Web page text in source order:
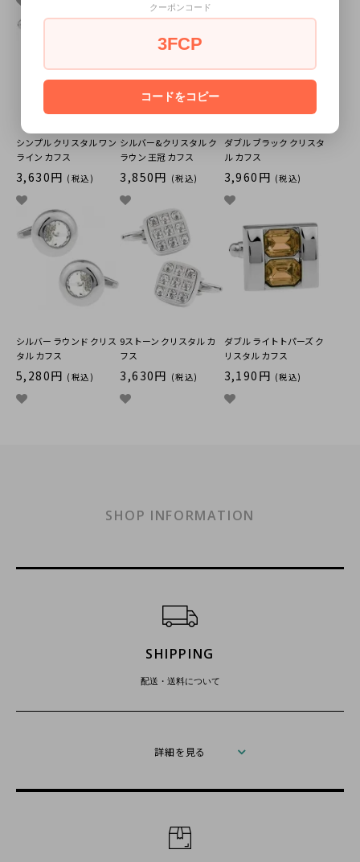
シンプル クリスタル ワン
ライン カフス
3,630円 (税込)
シルバー&クリスタル ク
ラウン 王冠 カフス
3,850円 (税込)
ダブル ブラック クリスタ
ル カフス
3,960円 (税込)
シルバー ラウンド クリス
タル カフス
5,280円 (税込)
9ストーン クリスタル カ
フス
3,630円 (税込)
ダブル ライトトパーズ ク
リスタル カフス
3,190円 (税込)
SHOP INFORMATION
SHIPPING
配送・送料について
詳細を見る
クーポンコード
3FCP
コードをコピー